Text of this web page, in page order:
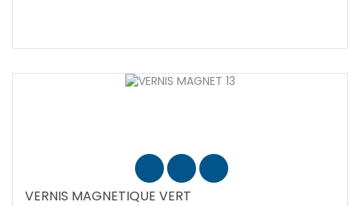
VERNIS MAGNETIQUE VERT